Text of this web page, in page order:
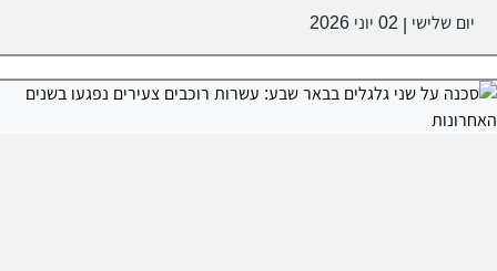
יום שלישי 02 יוני 2026